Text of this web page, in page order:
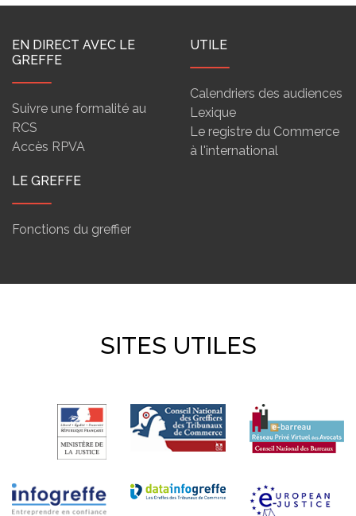
EN DIRECT AVEC LE
GREFFE
Suivre une formalité au
RCS
Accès RPVA
UTILE
Calendriers des audiences
Lexique
Le registre du Commerce
à l'international
LE GREFFE
Fonctions du greffier
SITES UTILES